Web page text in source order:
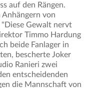
auf den Rängen.
Anhängern von
"Diese Gewalt nervt
Timmo Hardung
beide Fanlager in
bescherte Joker
Ranieri zwei
entscheidenden
die Mannschaft von